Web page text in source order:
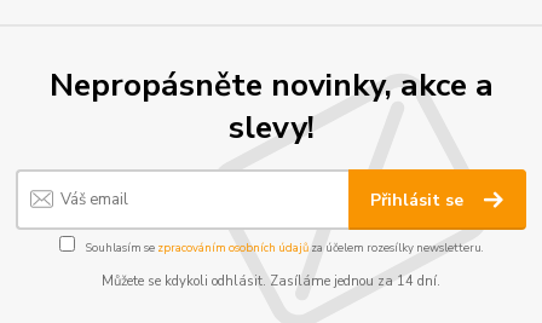
Nepropásněte novinky, akce a
slevy!
Přihlásit se
Souhlasím se zpracováním osobních údajůza účelem rozesílky newsletteru.
Můžete se kdykoli odhlásit. Zasíláme jednou za 14 dní.